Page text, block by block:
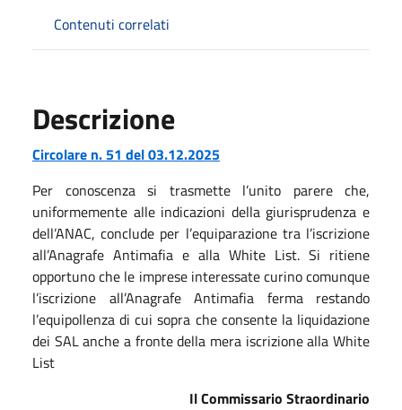
Contenuti correlati
Descrizione
Circolare n. 51 del 03.12.2025
Per conoscenza si trasmette l’unito parere che,
uniformemente alle indicazioni della giurisprudenza e
dell’ANAC, conclude per l’equiparazione tra l’iscrizione
all’Anagrafe Antimafia e alla White List. Si ritiene
opportuno che le imprese interessate curino comunque
l’iscrizione all’Anagrafe Antimafia ferma restando
l’equipollenza di cui sopra che consente la liquidazione
dei SAL anche a fronte della mera iscrizione alla White
List
Il Commissario Straordinario